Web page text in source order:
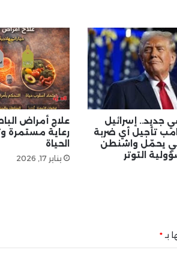
ترامب يهدد إيران
رفض المقترحات
إيران تدرس مقترحًا
التصعيد.. وتحركات
الأزمة
جديد.. إسرائيل
تأجيل أي ضربة
يحمّل واشنطن
التوتر
علاج أمراض
رعاية مستمرة
الحياة
يناير 17, 2026
بـ *